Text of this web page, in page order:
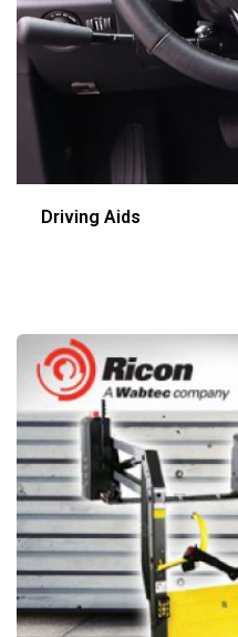
Driving Aids